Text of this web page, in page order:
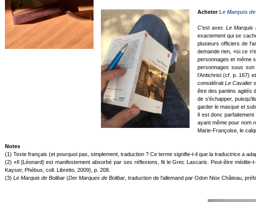
AcheterLe Marquis
C'est avec Le Marquis
exactement qui se
plusieurs officiers de
demande rien, «si ce
personnages et même
personnages sous
l'Antichrist (cf. p. 167)
considérait Le Cavalier
être des pantins agités
de s'échapper,
garder le masque et
Il est donc
ayant même pour nom
Marie-Françoise, le
Notes
(1) Texte français (et pourquoi pas, simplement, traduction ? Ce terme signifie-t-il que la traductrice a
(2) «Il [Léonard] est manifestement absorbé par ses réflexions, fit le Grec Lascaris. Peut-être
Kayser, Phébus, coll. Libretto, 2009), p. 208.
(3) Le Marquis de Bolibar (Der Marques de Bolibar , traduction de l'allemand par Odon Niox Château,